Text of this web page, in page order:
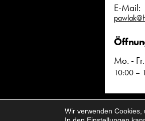
E-Mail:
Mo. -
10:00 –
Impressum
Wir verwenden Cookies,